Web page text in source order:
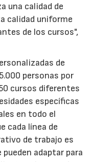
una calidad de
calidad uniforme
de los cursos",
de
personas por
cursos diferentes
específicas
en todo el
cada línea de
de trabajo es
adaptar para